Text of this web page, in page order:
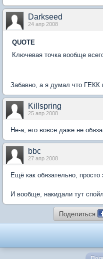
Darkseed
24 апр 2008
QUOTE
Ключевая точка вообще
Забавно, а я думал что ГЕКК
Killspring
25 апр 2008
Не-а, его вовсе даже не
bbc
27 апр 2008
Ещё как обязательно,
И вообще, накидали тут
Поделиться